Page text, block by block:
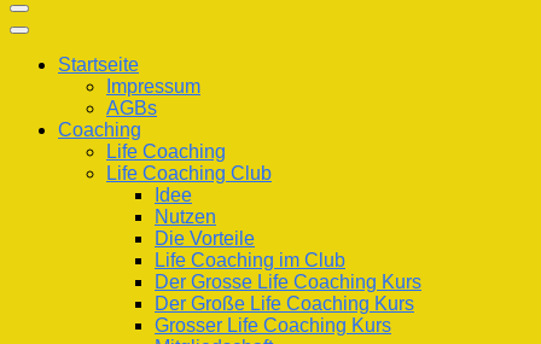
Startseite
Impressum
AGBs
Coaching
Life Coaching
Life Coaching Club
Idee
Nutzen
Die Vorteile
Life Coaching im Club
Der Grosse Life Coaching Kurs
Der Große Life Coaching Kurs
Grosser Life Coaching Kurs